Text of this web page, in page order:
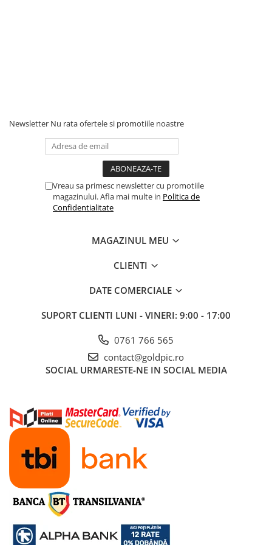
Newsletter Nu rata ofertele si promotiile noastre
Vreau sa primesc newsletter cu promotiile
magazinului. Afla mai multe in Politica de
Confidentialitate
MAGAZINUL MEU
CLIENTI
DATE COMERCIALE
SUPORT CLIENTI LUNI - VINERI: 9:00 - 17:00
0761 766 565
contact@goldpic.ro
SOCIAL URMARESTE-NE IN SOCIAL MEDIA